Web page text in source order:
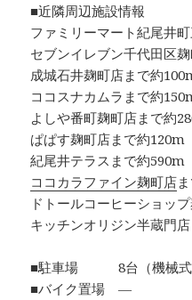
■近隣周辺施設情報
ファミリーマート紀尾井
セブンイレブン千代田区
成城石井麹町店まで約
ココスナカムラまで約
よしや番町麹町店まで約
ぱぱす麹町店まで約120m
紀尾井テラスまで約590m
ココカラファイン麹町店
ドトールコーヒーショッ
キッチンオリジン半蔵門
■駐車場 8台（機械式）
■バイク置場 ―